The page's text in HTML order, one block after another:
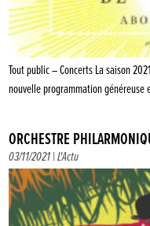
Tout public – Concerts La saison
nouvelle programmation
ORCHESTRE
03/11/2021 |L'Actu